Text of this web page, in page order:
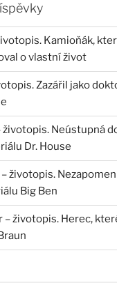
Kamioňák,
o vlastní život
Zazářil jako
životopis. Neústupná
Dr. House
životopis.
Big Ben
životopis. Herec,